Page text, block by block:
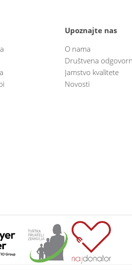
Upoznajte nas
O nama
Društvena
Jamstvo kvalitete
Novosti